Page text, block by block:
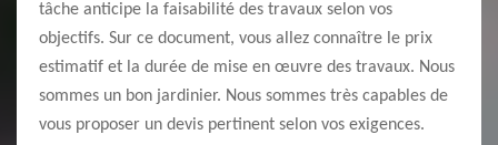
tâche anticipe la faisabilité des travaux selon vos
objectifs. Sur ce document, vous allez connaître le prix
estimatif et la durée de mise en œuvre des travaux. Nous
sommes un bon jardinier. Nous sommes très capables de
vous proposer un devis pertinent selon vos exigences.